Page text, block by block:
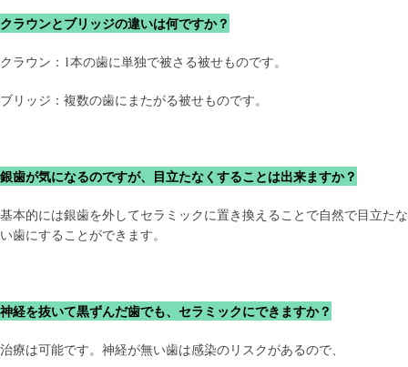
クラウンとブリッジの違いは何ですか？
クラウン：1本の歯に単独で被さる被せものです。
ブリッジ：複数の歯にまたがる被せものです。
銀歯が気になるのですが、目立たなくすることは出来ますか？
基本的には銀歯を外してセラミックに置き換えることで自然で目立たな
い歯にすることができます。
神経を抜いて黒ずんだ歯でも、セラミックにできますか？
治療は可能です。神経が無い歯は感染のリスクがあるので、